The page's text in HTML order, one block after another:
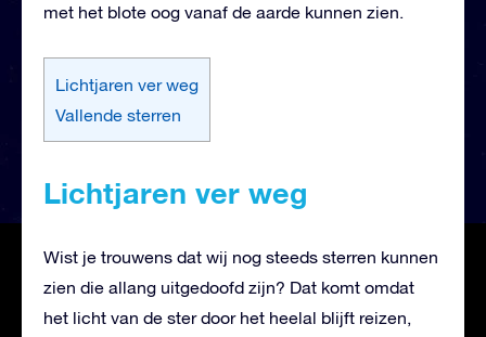
met het blote oog vanaf de aarde kunnen zien.
Lichtjaren ver weg
Vallende sterren
Lichtjaren ver weg
Wist je trouwens dat wij nog steeds sterren kunnen
zien die allang uitgedoofd zijn? Dat komt omdat
het licht van de ster door het heelal blijft reizen,